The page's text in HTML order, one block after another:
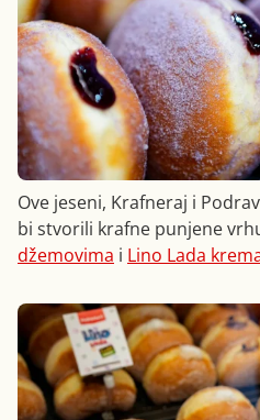
Ove jeseni, Krafneraj i
bi stvorili krafne punjene
džemovima i Lino Lada